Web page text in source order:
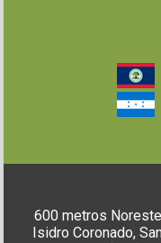
600 metros
Isidro Coronado,